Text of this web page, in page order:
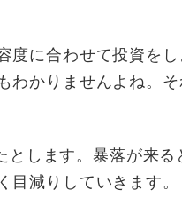
度に合わせて投資をし
わかりませんよね。そ
します。暴落が来る
減りしていきます。